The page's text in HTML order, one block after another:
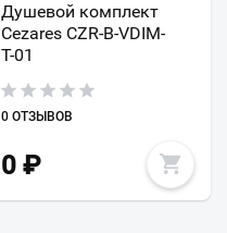
Душевой комплект
Cezares CZR-B-VDIM-
T-01
0 ОТЗЫВОВ
0₽